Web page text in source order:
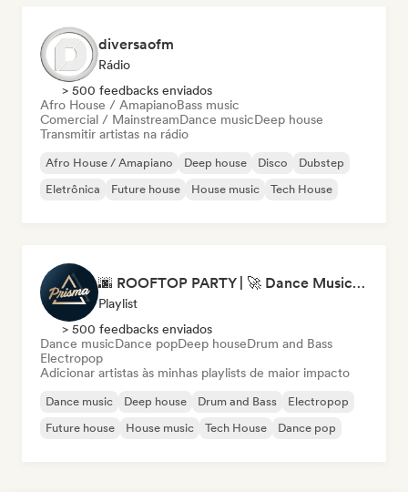
diversaofm
Rádio
> 500 feedbacks enviados
Afro House / AmapianoBass music
Comercial / MainstreamDance musicDeep house
Transmitir artistas na rádio
Afro House / Amapiano Deep house Disco
Dubstep
Eletrônica
Future house House music Tech House
🌆 ROOFTOP PARTY | 🚀 Dance Music Mix 2026 by Prisma Records
Playlist
> 500 feedbacks enviados
Dance musicDance popDeep houseDrum and Bass
Electropop
Adicionar artistas às minhas playlists de maior impacto
Dance music Deep house Drum and Bass
Electropop
Future house
House music Tech House Dance pop